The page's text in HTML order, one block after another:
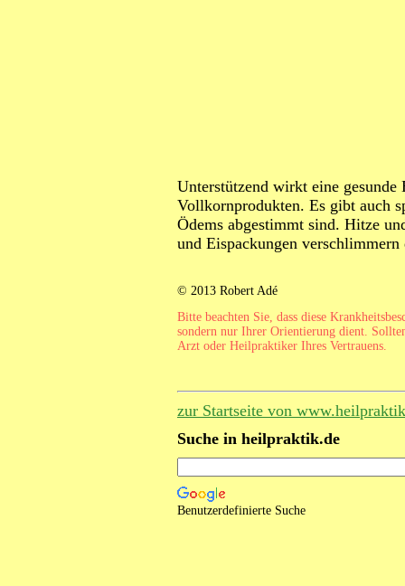
Unterstützend wirkt eine
Vollkornprodukten. Es gibt auch
Ödems abgestimmt sind. Hitze
und Eispackungen verschlimmern
© 2013 Robert Adé
Bitte beachten Sie, dass diese
sondern nur Ihrer Orientierung dient.
Arzt oder Heilpraktiker Ihres Vertrauens.
zur Startseite von
Suche in heilpraktik.de
Benutzerdefinierte Suche